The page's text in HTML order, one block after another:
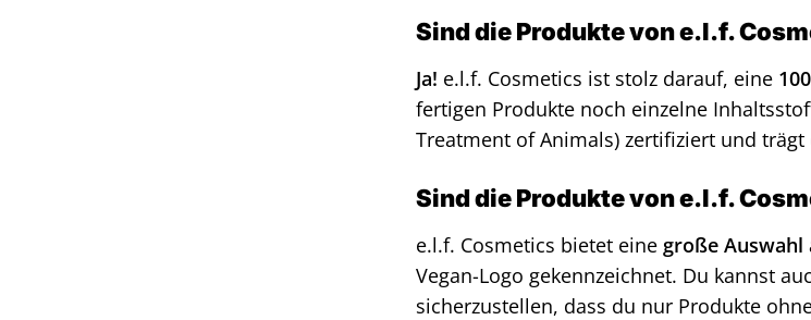
Sind die Produkte von e.l.f.
Ja! e.l.f. Cosmetics ist stolz darauf, eine
fertigen Produkte noch einzelne
Treatment of Animals) zertifiziert und trägt
Sind die Produkte von e.l.f.
e.l.f. Cosmetics bietet eine große Auswahl
Vegan-Logo gekennzeichnet. Du kannst
sicherzustellen, dass du nur Produkte